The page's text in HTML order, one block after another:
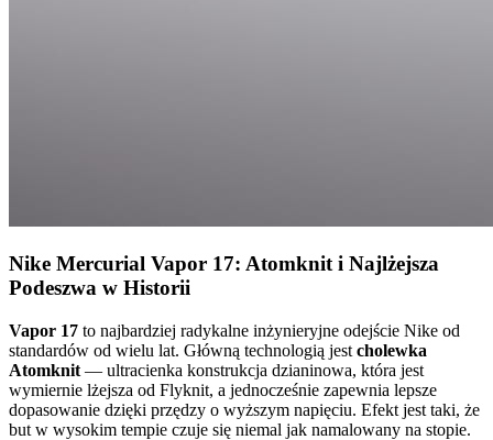
Nike Mercurial Vapor 17: Atomknit i Najlżejsza
Podeszwa w Historii
Vapor 17 to najbardziej radykalne inżynieryjne odejście Nike od
standardów od wielu lat. Główną technologią jest cholewka
Atomknit — ultracienka konstrukcja dzianinowa, która jest
wymiernie lżejsza od Flyknit, a jednocześnie zapewnia lepsze
dopasowanie dzięki przędzy o wyższym napięciu. Efekt jest taki, że
but w wysokim tempie czuje się niemal jak namalowany na stopie.